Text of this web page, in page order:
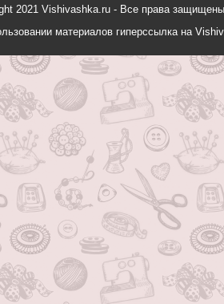
2021 Vishivashka.ru - Все права
материалов гиперссылка на